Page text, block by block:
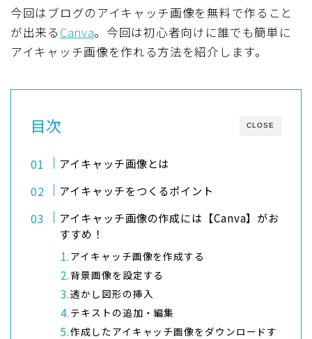
今回はブログのアイキャッチ画像を無料で作ること
が出来る Canva。今回は初心者向けに誰でも簡単に
アイキャッチ画像を作れる方法を紹介します。
CLOSE
目次
アイキャッチ画像とは
アイキャッチをつくるポイント
アイキャッチ画像の作成には【Canva】がお
すすめ！
アイキャッチ画像を作成する
背景画像を設定する
透かし図形の挿入
テキストの追加・編集
作成したアイキャッチ画像をダウンロードす